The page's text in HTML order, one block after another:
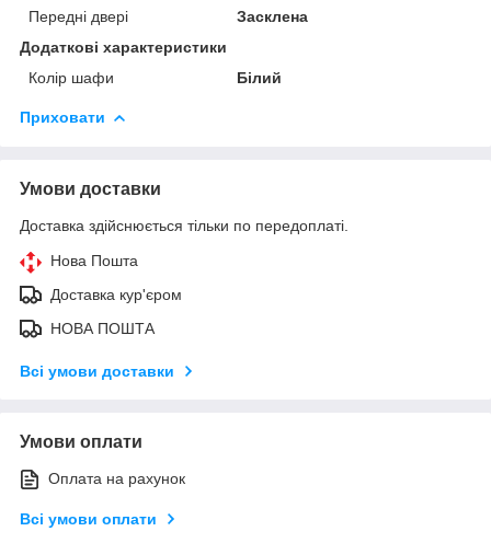
Передні двері
Засклена
Додаткові характеристики
Колір шафи
Білий
Приховати
Умови доставки
Доставка здійснюється тільки по передоплаті.
Нова Пошта
Доставка кур'єром
НОВА ПОШТА
Всі умови доставки
Умови оплати
Оплата на рахунок
Всі умови оплати